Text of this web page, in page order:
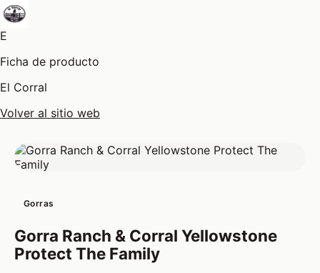
E
Ficha de producto
El Corral
Volver al sitio web
Gorras
Gorra Ranch & Corral Yellowstone
Protect The Family